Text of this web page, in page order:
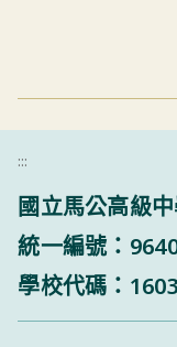
:::
國立馬公高級
統一編號：
學校代碼：